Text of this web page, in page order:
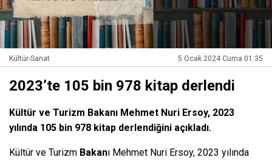
Kültür-Sanat 5 Ocak 2024 Cuma 01:35
2023’te 105 bin 978 kitap derlendi
Kültür ve Turizm Bakanı Mehmet Nuri Ersoy, 2023
yılında 105 bin 978 kitap derlendiğini açıkladı.
Kültür ve Turizm Bakanı Mehmet Nuri Ersoy, 2023 yılında